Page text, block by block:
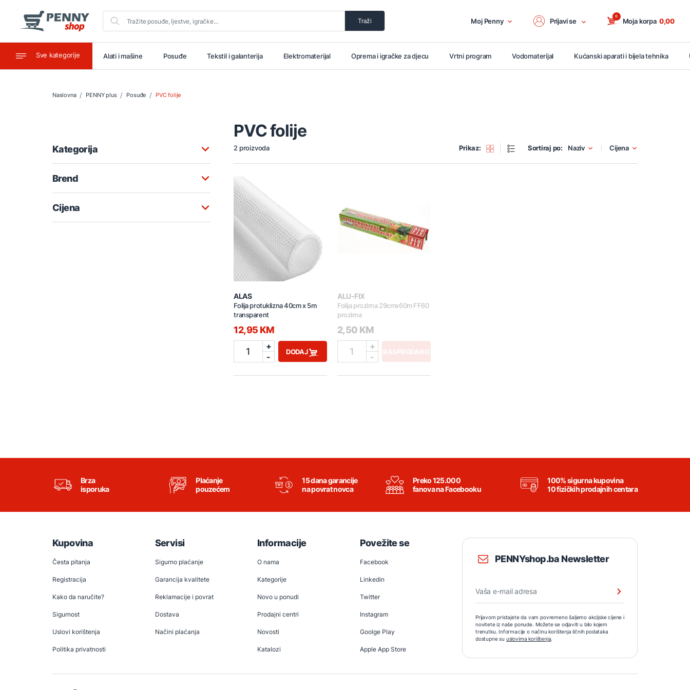
Traži Moj Penny Prijavi se Moja korpa
0
0,00
Sve kategorije
Ugostiteljstvo Alati i mašine Posuđe Tekstil i galanterija Elektromaterijal Oprema i igračke za djecu Vrtni program Vodomaterijal Kućanski aparati i bijela tehnika
Naslovna PENNY plus Posuđe PVC folije
PVC folije
2 proizvoda Prikaz: Sortiraj po: Naziv Cijena
Kategorija
Brend
Cijena
ALAS
Folija protuklizna 40cm x 5m
transparent
12,95 KM
1
+
-
DODAJ
ALU-FIX
Folija prozirna 29cmx60m FF60
prozirna
2,50 KM
1
+
-
RASPRODANO
Brza
isporuka
Plaćanje
pouzećem
15 dana garancije
na povrat novca
Preko 125.000
fanova na Facebooku
100% sigurna kupovina
10 fizičkih prodajnih centara
PENNYshop.ba Newsletter
Prijavom pristajete da vam povremeno šaljemo akcijske cijene i
novitete iz naše ponude. Možete se odjaviti u bilo kojem
trenutku. Informacije o načinu korištenja ličnih podataka
dostupne su uslovima korištenja.
Kupovina
Česta pitanja
Registracija
Kako da naručite?
Sigurnost
Uslovi korištenja
Politika privatnosti
Servisi
Sigurno plaćanje
Garancija kvalitete
Reklamacije i povrat
Dostava
Načini plaćanja
Informacije
O nama
Kategorije
Novo u ponudi
Prodajni centri
Novosti
Katalozi
Povežite se
Facebook
Linkedin
Twitter
Instagram
Goolge Play
Apple App Store